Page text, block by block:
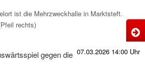
ist die Mehrzweckhalle in Marktsteft.
rechts)
07.03.2026 14:00 Uhr
gegen die